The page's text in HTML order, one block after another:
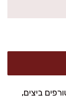
ביצים,